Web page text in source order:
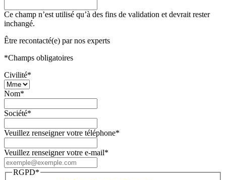
Ce champ n’est utilisé qu’à des fins de validation et devrait rester
inchangé.
Être recontacté(e) par nos experts
*Champs obligatoires
Civilité*
Nom*
Société*
Veuillez renseigner votre téléphone*
Veuillez renseigner votre e-mail*
RGPD*